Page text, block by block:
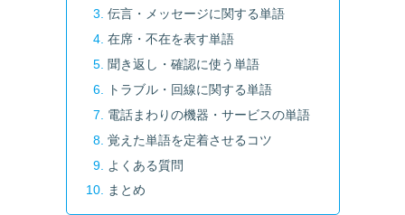
伝言・メッセージに関する単語
在席・不在を表す単語
聞き返し・確認に使う単語
トラブル・回線に関する単語
電話まわりの機器・サービスの単語
覚えた単語を定着させるコツ
よくある質問
まとめ